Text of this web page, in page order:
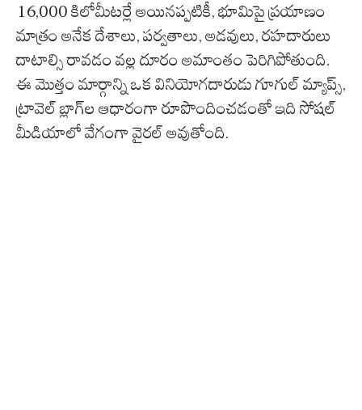
16,000 కిలోమీటర్లే అయినప్పటికీ, భూమిపై ప్రయాణం
మాత్రం అనేక దేశాలు, పర్వతాలు, అడవులు, రహదారులు
దాటాల్సి రావడం వల్ల దూరం అమాంతం పెరిగిపోతుంది.
ఈ మొత్తం మార్గాన్ని ఒక వినియోగదారుడు గూగుల్ మ్యాప్స్,
ట్రావెల్ బ్లాగ్‌ల ఆధారంగా రూపొందించడంతో ఇది సోషల్
మీడియాలో వేగంగా వైరల్ అవుతోంది.